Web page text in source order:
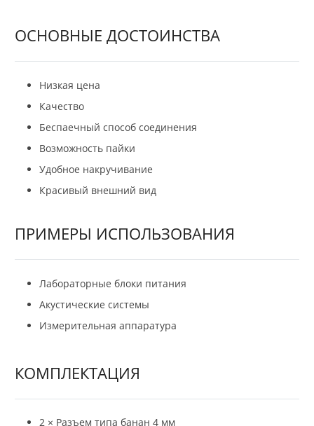
ОСНОВНЫЕ ДОСТОИНСТВА
Низкая цена
Качество
Беспаечный способ соединения
Возможность пайки
Удобное накручивание
Красивый внешний вид
ПРИМЕРЫ ИСПОЛЬЗОВАНИЯ
Лабораторные блоки питания
Акустические системы
Измерительная аппаратура
КОМПЛЕКТАЦИЯ
2 × Разъем типа банан 4 мм